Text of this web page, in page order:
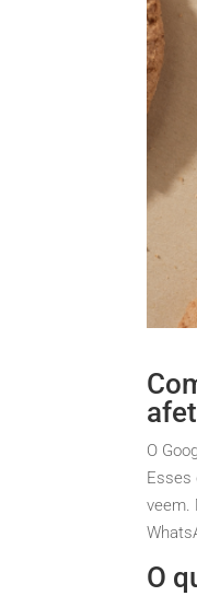
O
Esses
veem.
O